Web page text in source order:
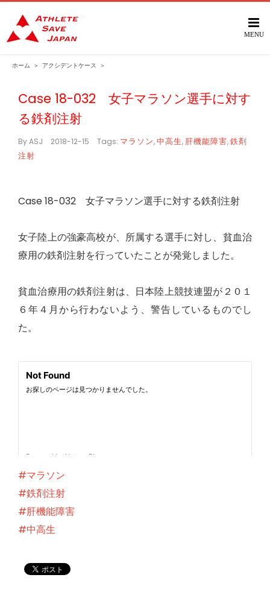
content
ホーム ＞ アクシデントケース ＞
Case 18-032 女子マラソン選手に対す
る鉄剤注射
ByASJ 2018-12-15 Tags: マラソン,中高生,肝機能障害,鉄剤
注射
Case 18-032 女子マラソン選手に対する鉄剤注射
女子陸上の強豪高校が、所属する選手に対し、貧血治
療用の鉄剤注射を行っていたことが発覚しました。
貧血治療用の鉄剤注射は、日本陸上競技連盟が２０１
６年４月から行わないよう、警告しているものでし
た。
#マラソン
#鉄剤注射
#肝機能障害
#中高生